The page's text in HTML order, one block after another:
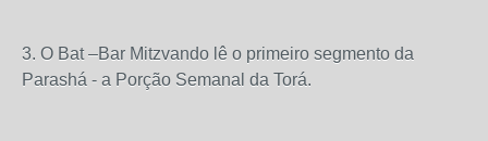
3. O Bat –Bar Mitzvando lê o primeiro segmento da
Parashá - a Porção Semanal da Torá.